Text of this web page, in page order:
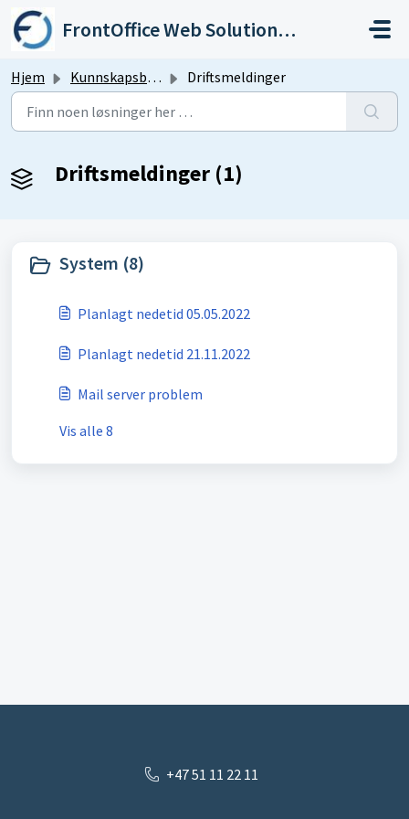
Gå til hovedinnhold
FrontOffice Web Solutions As
Hjem Kunnskapsbase Driftsmeldinger
Driftsmeldinger (1)
System (8)
Planlagt nedetid 05.05.2022
Planlagt nedetid 21.11.2022
Mail server problem
Vis alle 8
+47 51 11 22 11